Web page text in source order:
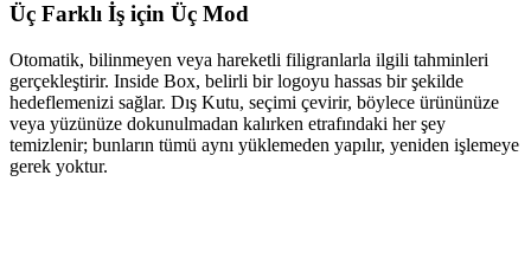
Üç Farklı İş için Üç Mod
Otomatik, bilinmeyen veya hareketli filigranlarla ilgili tahminleri
gerçekleştirir. Inside Box, belirli bir logoyu hassas bir şekilde
hedeflemenizi sağlar. Dış Kutu, seçimi çevirir, böylece ürününüze
veya yüzünüze dokunulmadan kalırken etrafındaki her şey
temizlenir; bunların tümü aynı yüklemeden yapılır, yeniden işlemeye
gerek yoktur.